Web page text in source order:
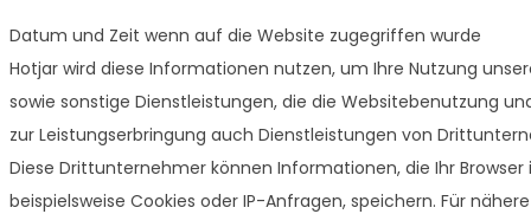
Datum und Zeit wenn auf die Website zugegriffen wurde
Hotjar wird diese Informationen nutzen, um Ihre Nutzung
sowie sonstige Dienstleistungen, die die Websitebenutzung
zur Leistungserbringung auch Dienstleistungen von
Diese Drittunternehmer können Informationen, die Ihr
beispielsweise Cookies oder IP-Anfragen, speichern. Für